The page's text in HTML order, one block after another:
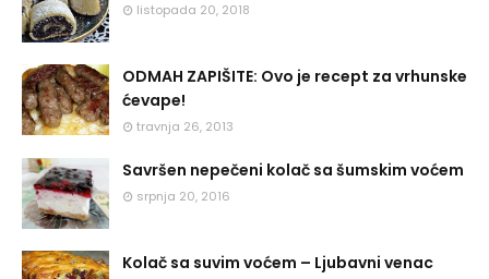
listopada 20, 2018
ODMAH ZAPIŠITE: Ovo je recept za vrhunske
ćevape!
travnja 26, 2013
Savršen nepečeni kolač sa šumskim voćem
srpnja 20, 2016
Kolač sa suvim voćem – Ljubavni venac